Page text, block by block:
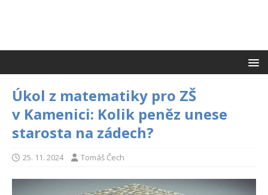
Úkol z matematiky pro ZŠ
v Kamenici: Kolik peněz unese
starosta na zádech?
25. 11. 2024 Tomáš Čech